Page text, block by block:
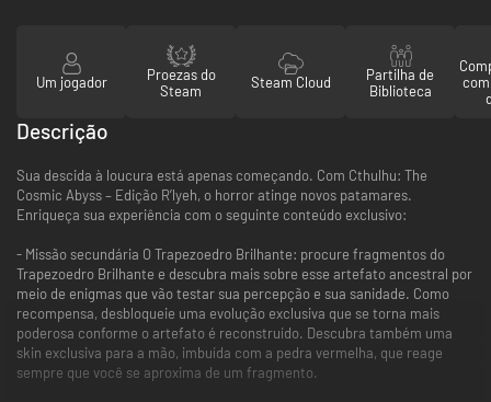
Um jogador
Proezas do
Steam
Steam Cloud
Partilha de
Biblioteca
Descrição
Sua descida à loucura está apenas começando. Com Cthulhu: The
Cosmic Abyss – Edição R’lyeh, o horror atinge novos patamares.
Enriqueça sua experiência com o seguinte conteúdo exclusivo:
- Missão secundária O Trapezoedro Brilhante: procure fragmentos do
Trapezoedro Brilhante e descubra mais sobre esse artefato ancestral por
meio de enigmas que vão testar sua percepção e sua sanidade. Como
recompensa, desbloqueie uma evolução exclusiva que se torna mais
poderosa conforme o artefato é reconstruído. Descubra também uma
skin exclusiva para a mão, imbuída com a pedra vermelha, que reage
sempre que você se aproxima de um fragmento.